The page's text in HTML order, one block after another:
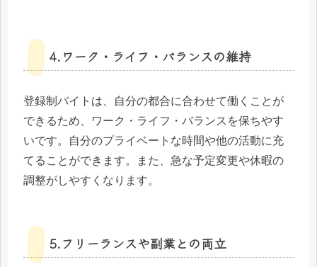
4.ワーク・ライフ・バランスの維持
登録制バイトは、自分の都合に合わせて働くことが
できるため、ワーク・ライフ・バランスを保ちやす
いです。自分のプライベートな時間や他の活動に充
てることができます。また、急な予定変更や休暇の
調整がしやすくなります。
5.フリーランスや副業との両立